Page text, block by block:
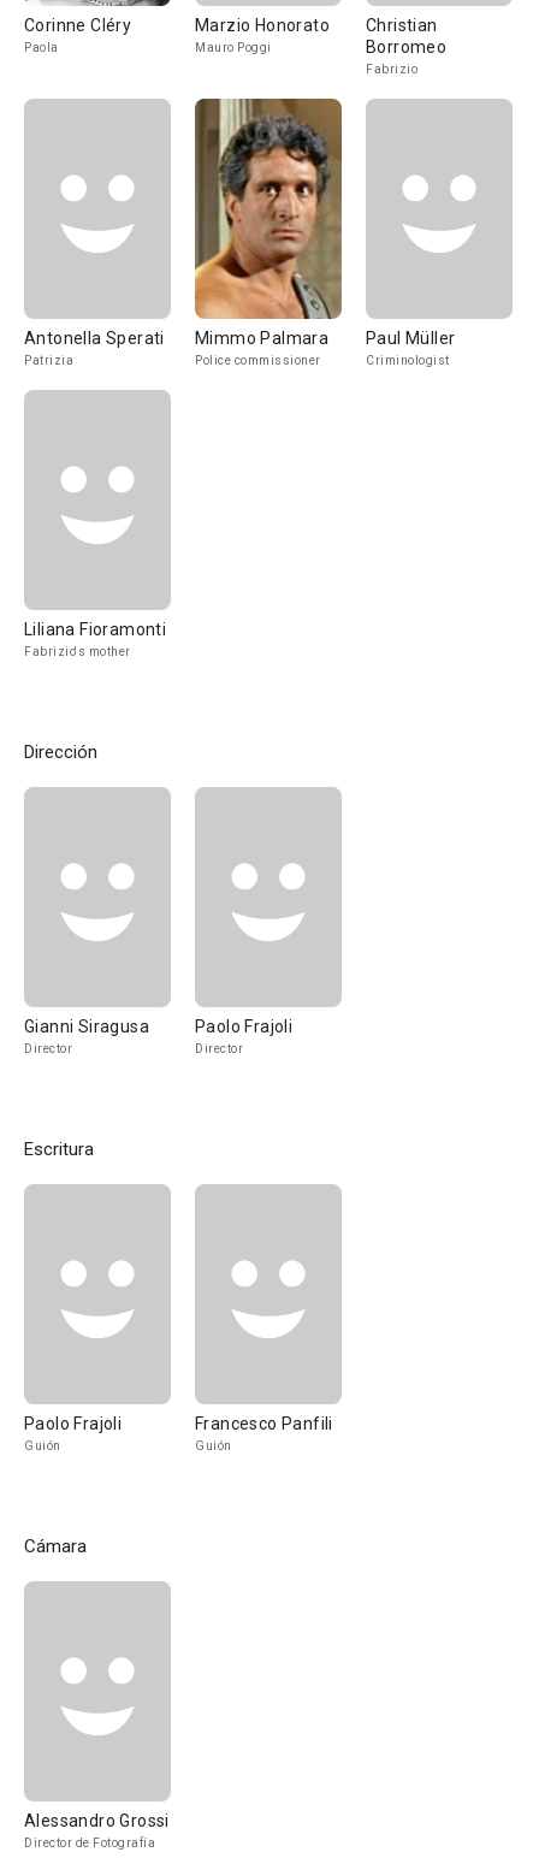
Corinne Cléry
Paola
Marzio Honorato
Mauro Poggi
Christian
Borromeo
Fabrizio
Antonella Sperati
Patrizia
Mimmo Palmara
Police commissioner
Paul Müller
Criminologist
Liliana Fioramonti
Fabrizio's mother
Dirección
Gianni Siragusa
Director
Paolo Frajoli
Director
Escritura
Paolo Frajoli
Guión
Francesco Panfili
Guión
Cámara
Alessandro Grossi
Director de Fotografía